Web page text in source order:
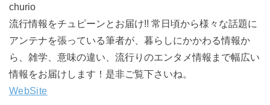
churio
流行情報をチュピーンとお届け!! 常日頃から様々な話題に
アンテナを張っている筆者が、暮らしにかかわる情報か
ら、雑学、意味の違い、流行りのエンタメ情報まで幅広い
情報をお届けします！是非ご覧下さいね。
WebSite